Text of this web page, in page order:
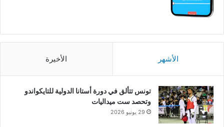
الأشهر الأخيرة
تونس تتألق في دورة أستانا الدولية للتايكواندو
وتحصد ست ميداليات
29 يونيو 2026